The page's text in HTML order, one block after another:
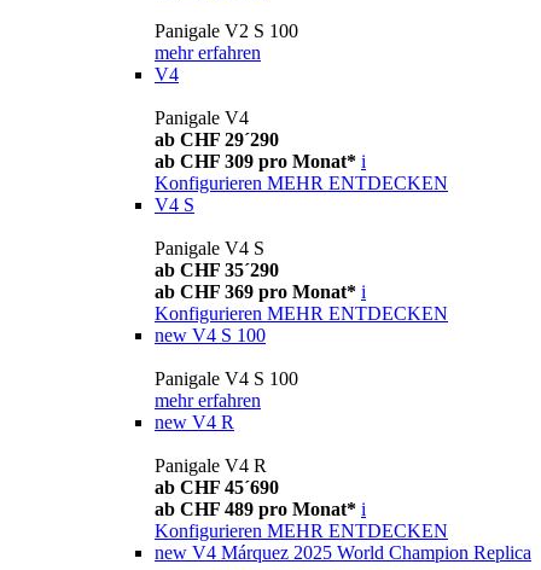
Panigale V2 S 100
mehr erfahren
V4
Panigale V4
ab CHF 29´290
ab CHF 309 pro Monat* i
Konfigurieren MEHR ENTDECKEN
V4 S
Panigale V4 S
ab CHF 35´290
ab CHF 369 pro Monat* i
Konfigurieren MEHR ENTDECKEN
new V4 S 100
Panigale V4 S 100
mehr erfahren
new V4 R
Panigale V4 R
ab CHF 45´690
ab CHF 489 pro Monat* i
Konfigurieren MEHR ENTDECKEN
new V4 Márquez 2025 World Champion Replica